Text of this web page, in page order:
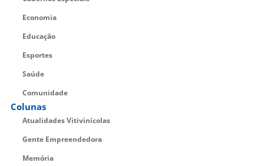
Economia
Educação
Esportes
Saúde
Comunidade
Colunas
Atualidades Vitivinícolas
Gente Empreendedora
Memória